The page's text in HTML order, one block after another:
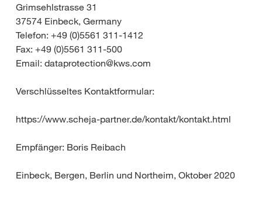
Grimsehlstrasse 31
37574 Einbeck, Germany
Telefon: +49 (0)5561 311-1412
Fax: +49 (0)5561 311-500
Email: dataprotection@kws.com
Verschlüsseltes Kontaktformular:
https://www.scheja-partner.de/kontakt/kontakt.html
Empfänger: Boris Reibach
Einbeck, Bergen, Berlin und Northeim, Oktober 2020